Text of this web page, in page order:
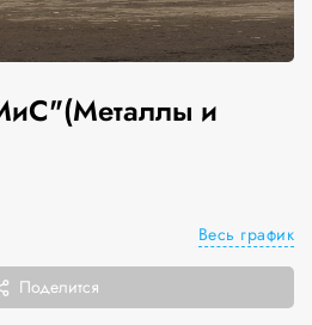
и
Весь график
Поделится